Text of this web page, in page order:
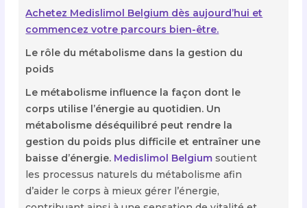
Achetez Medislimol Belgium dès aujourd’hui et
commencez votre parcours bien-être.
Le rôle du métabolisme dans la gestion du
poids
Le métabolisme influence la façon dont le
corps utilise l’énergie au quotidien. Un
métabolisme déséquilibré peut rendre la
gestion du poids plus difficile et entraîner une
baisse d’énergie. Medislimol Belgium soutient
les processus naturels du métabolisme afin
d’aider le corps à mieux gérer l’énergie,